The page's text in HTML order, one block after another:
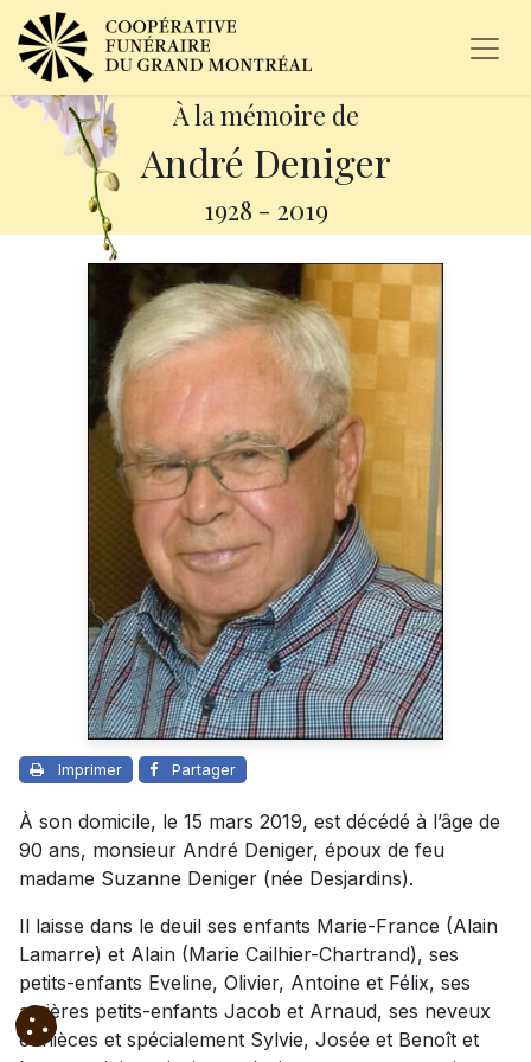
À la mémoire de
André Deniger
1928 - 2019
Imprimer Partager
À son domicile, le 15 mars 2019, est décédé à l’âge de
90 ans, monsieur André Deniger, époux de feu
madame Suzanne Deniger (née Desjardins).
Il laisse dans le deuil ses enfants Marie-France (Alain
Lamarre) et Alain (Marie Cailhier-Chartrand), ses
petits-enfants Eveline, Olivier, Antoine et Félix, ses
arrières petits-enfants Jacob et Arnaud, ses neveux
et nièces et spécialement Sylvie, Josée et Benoît et